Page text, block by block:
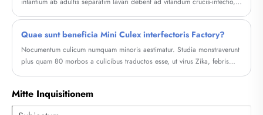
Quae sunt beneficia Mini Culex interfectoris Factory?
Nocumentum culicum numquam minoris aestimatur. Studia monstraverunt
plus quam 80 morbos a culicibus traductos esse, ut virus Zika, febris
Mitte Inquisitionem